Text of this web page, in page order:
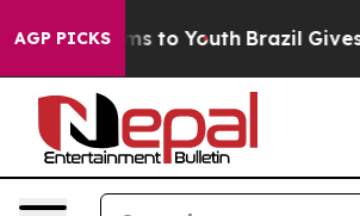
AGP PICKS
Harms to Youth Brazil Gives